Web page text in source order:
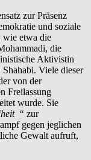
zur Präsenz
und soziale
wie etwa die
die
Aktivistin
Viele dieser
von der
Freilassung
wurde. Sie
“ zur
gegen jeglichen
Gewalt aufruft,